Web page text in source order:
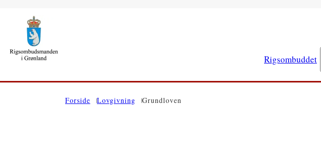
Rigsombuddet
Forside Lovgivning Grundloven